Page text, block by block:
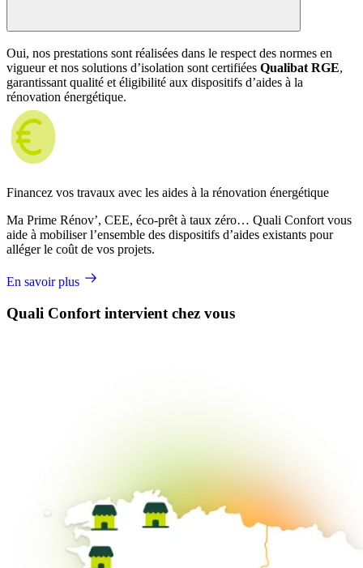
Oui, nos prestations sont réalisées dans le respect des normes en
vigueur et nos solutions d’isolation sont certifiées Qualibat RGE,
garantissant qualité et éligibilité aux dispositifs d’aides à la
rénovation énergétique.
Financez vos travaux avec les aides à la rénovation énergétique
Ma Prime Rénov’, CEE, éco-prêt à taux zéro… Quali Confort vous
aide à mobiliser l’ensemble des dispositifs d’aides existants pour
alléger le coût de vos projets.
En savoir plus
Quali Confort intervient chez vous